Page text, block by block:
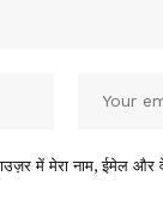
में मेरा नाम, ईमेल और